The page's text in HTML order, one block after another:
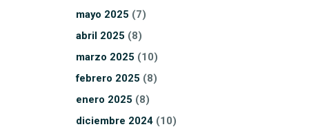
mayo 2025 (7)
abril 2025 (8)
marzo 2025 (10)
febrero 2025 (8)
enero 2025 (8)
diciembre 2024 (10)